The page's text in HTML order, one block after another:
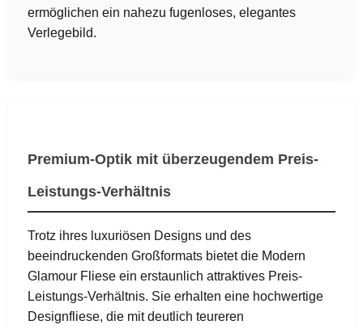
ermöglichen ein nahezu fugenloses, elegantes
Verlegebild.
Premium-Optik mit überzeugendem Preis-
Leistungs-Verhältnis
Trotz ihres luxuriösen Designs und des
beeindruckenden Großformats bietet die Modern
Glamour Fliese ein erstaunlich attraktives Preis-
Leistungs-Verhältnis. Sie erhalten eine hochwertige
Designfliese, die mit deutlich teureren